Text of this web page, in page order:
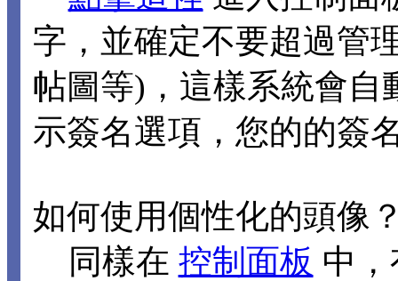
字，並確定不要超過管
帖圖等)，這樣系統會自
示簽名選項，您的的簽
如何使用個性化的頭像
同樣在 控制面板 中